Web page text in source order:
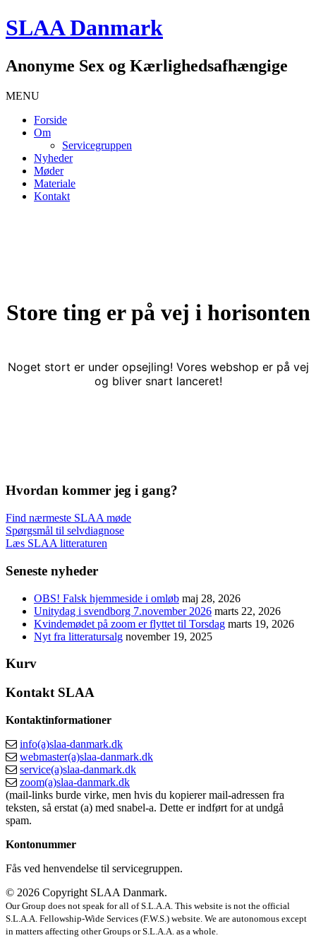
SLAA Danmark
Anonyme Sex og Kærlighedsafhængige
MENU
Forside
Om
Servicegruppen
Nyheder
Møder
Materiale
Kontakt
Store ting er på vej i horisonten
Noget stort er under opsejling! Vores webshop er på vej
og bliver snart lanceret!
Hvordan kommer jeg i gang?
Find nærmeste SLAA møde
Spørgsmål til selvdiagnose
Læs SLAA litteraturen
Seneste nyheder
OBS! Falsk hjemmeside i omløb maj 28, 2026
Unitydag i svendborg 7.november 2026 marts 22, 2026
Kvindemødet på zoom er flyttet til Torsdag marts 19, 2026
Nyt fra litteratursalg november 19, 2025
Kurv
Kontakt SLAA
Kontaktinformationer
info(a)slaa-danmark.dk
webmaster(a)slaa-danmark.dk
service(a)slaa-danmark.dk
zoom(a)slaa-danmark.dk
(mail-links burde virke, men hvis du kopierer mail-adressen fra
teksten, så erstat (a) med snabel-a. Dette er indført for at undgå
spam.
Kontonummer
Fås ved henvendelse til servicegruppen.
© 2026 Copyright SLAA Danmark.
Our Group does not speak for all of S.L.A.A. This website is not the official
S.L.A.A. Fellowship-Wide Services (F.W.S.) website. We are autonomous except
in matters affecting other Groups or S.L.A.A. as a whole.